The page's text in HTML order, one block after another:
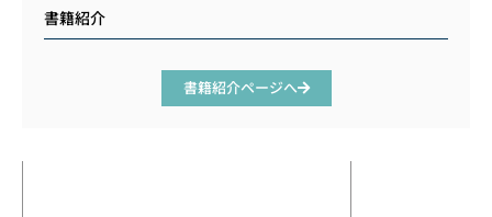
書籍紹介
書籍紹介ページへ